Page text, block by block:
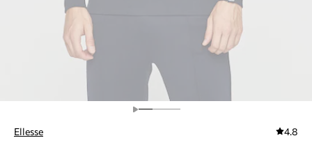
Ellesse 4.8